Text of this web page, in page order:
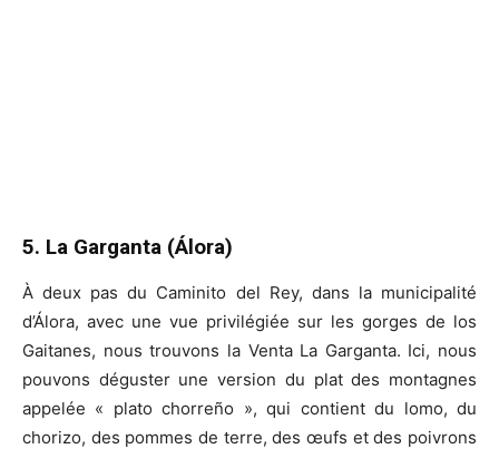
5. La Garganta (Álora)
À deux pas du Caminito del Rey, dans la municipalité
d’Álora, avec une vue privilégiée sur les gorges de los
Gaitanes, nous trouvons la Venta La Garganta. Ici, nous
pouvons déguster une version du plat des montagnes
appelée « plato chorreño », qui contient du lomo, du
chorizo, des pommes de terre, des œufs et des poivrons